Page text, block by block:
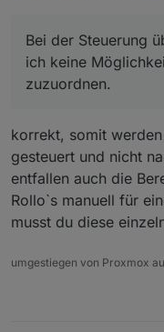
Bei der Steuerung
ich keine
zuzuordnen.
korrekt, somit
gesteuert und nicht
entfallen auch die
Rollo`s manuell für
musst du diese
umgestiegen von Proxmox